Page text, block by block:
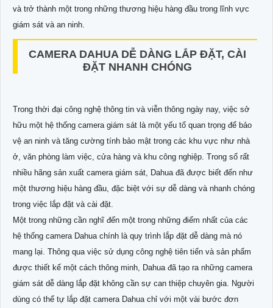
và trở thành một trong những thương hiệu hàng đầu trong lĩnh vực
giám sát và an ninh.
CAMERA DAHUA DỄ DÀNG LẮP ĐẶT, CÀI
ĐẶT NHANH CHÓNG
Trong thời đại công nghệ thông tin và viễn thông ngày nay, việc sở
hữu một hệ thống camera giám sát là một yếu tố quan trọng để bảo
vệ an ninh và tăng cường tính bảo mật trong các khu vực như nhà
ở, văn phòng làm việc, cửa hàng và khu công nghiệp. Trong số rất
nhiều hãng sản xuất camera giám sát, Dahua đã được biết đến như
một thương hiệu hàng đầu, đặc biệt với sự dễ dàng và nhanh chóng
trong việc lắp đặt và cài đặt.
Một trong những cần nghĩ đến một trong những điểm nhất của các
hệ thống camera Dahua chính là quy trình lắp đặt dễ dàng mà nó
mang lại. Thông qua việc sử dụng công nghệ tiên tiến và sản phẩm
được thiết kế một cách thông minh, Dahua đã tạo ra những camera
giám sát dễ dàng lắp đặt không cần sự can thiệp chuyên gia. Người
dùng có thể tự lắp đặt camera Dahua chỉ với một vài bước đơn